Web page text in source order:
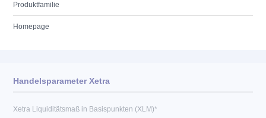
Produktfamilie
Homepage
Handelsparameter Xetra
Xetra Liquiditätsmaß in Basispunkten (XLM)*